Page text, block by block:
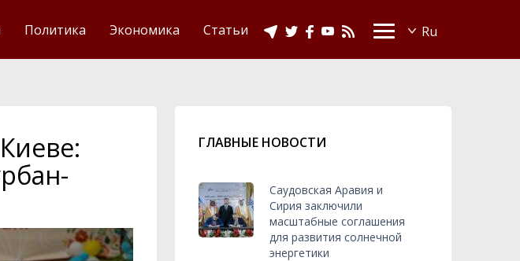
Политика Экономика Статьи
ГЛАВНЫЕ НОВОСТИ
Саудовская Аравия и
Сирия заключили
масштабные соглашения
для развития солнечной
энергетики